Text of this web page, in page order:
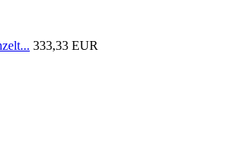
333,33 EUR